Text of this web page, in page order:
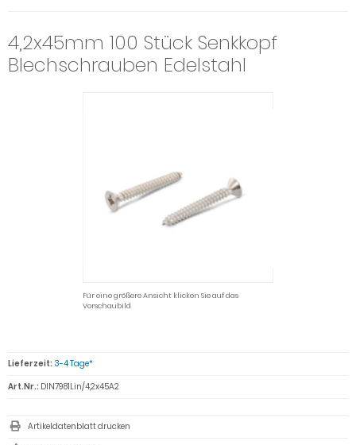
4,2x45mm 100 Stück Senkkopf
Blechschrauben Edelstahl
Für eine größere Ansicht klicken Sie auf das
Vorschaubild
Lieferzeit: 3-4 Tage*
Art.Nr.: DIN7981Lin/4,2x45A2
Artikeldatenblatt drucken